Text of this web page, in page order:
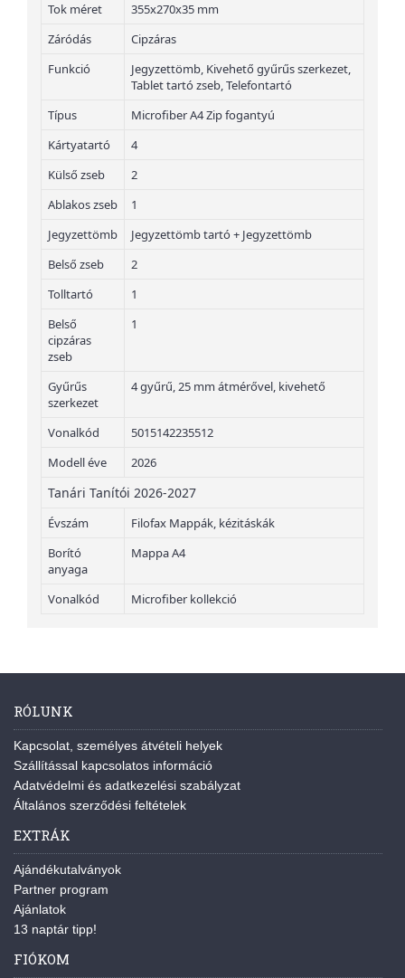
Tok méret
355x270x35 mm
Záródás
Cipzáras
Funkció
Jegyzettömb, Kivehető gyűrűs szerkezet,
Tablet tartó zseb, Telefontartó
Típus
Microfiber A4 Zip fogantyú
Kártyatartó
4
Külső zseb
2
Ablakos zseb
1
Jegyzettömb
Jegyzettömb tartó + Jegyzettömb
Belső zseb
2
Tolltartó
1
Belső
cipzáras
zseb
1
Gyűrűs
szerkezet
4 gyűrű, 25 mm átmérővel, kivehető
Vonalkód
5015142235512
Modell éve
2026
Tanári Tanítói 2026-2027
Évszám
Filofax Mappák, kézitáskák
Borító
anyaga
Mappa A4
Vonalkód Microfiber kollekció
RÓLUNK
Kapcsolat, személyes átvételi helyek
Szállítással kapcsolatos információ
Adatvédelmi és adatkezelési szabályzat
Általános szerződési feltételek
EXTRÁK
Ajándékutalványok
Partner program
Ajánlatok
13 naptár tipp!
FIÓKOM